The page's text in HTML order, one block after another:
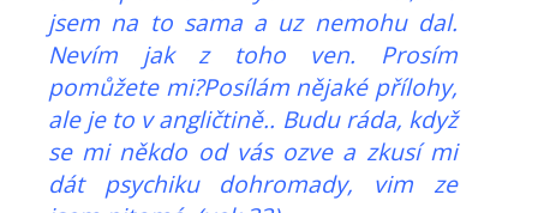
jsem na to sama a uz nemohu dal.
Nevím jak z toho ven. Prosím
pomůžete mi?Posílám nějaké přílohy,
ale je to v angličtině.. Budu ráda, když
se mi někdo od vás ozve a zkusí mi
dát psychiku dohromady, vim ze